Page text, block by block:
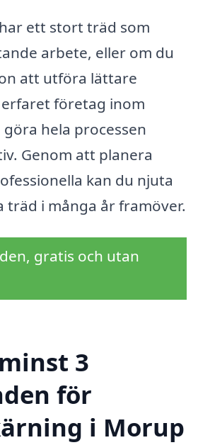
ett stort träd som
arbete, eller om du
att utföra lättare
företag inom
hela processen
Genom att planera
kan du njuta
träd i många år framöver.
gratis och utan
3
för
i Morup